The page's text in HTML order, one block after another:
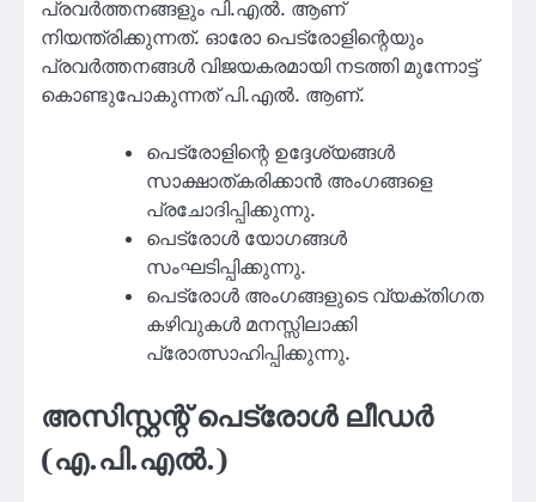
പ്രവർത്തനങ്ങളും പി.എൽ. ആണ്
നിയന്ത്രിക്കുന്നത്. ഓരോ പെട്രോളിന്റെയും
പ്രവർത്തനങ്ങൾ വിജയകരമായി നടത്തി മുന്നോട്ട്
കൊണ്ടുപോകുന്നത് പി.എൽ. ആണ്.
പെട്രോളിന്റെ ഉദ്ദേശ്യങ്ങൾ
സാക്ഷാത്കരിക്കാൻ അംഗങ്ങളെ
പ്രചോദിപ്പിക്കുന്നു.
പെട്രോൾ യോഗങ്ങൾ
സംഘടിപ്പിക്കുന്നു.
പെട്രോൾ അംഗങ്ങളുടെ വ്യക്തിഗത
കഴിവുകൾ മനസ്സിലാക്കി
പ്രോത്സാഹിപ്പിക്കുന്നു.
അസിസ്റ്റന്റ് പെട്രോൾ ലീഡർ
(എ.പി.എൽ.)